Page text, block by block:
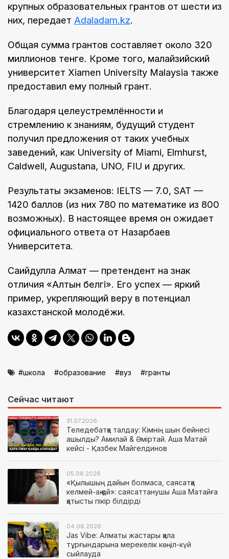
крупных образовательных грантов от шести из
них, передает Аdaladam.kz.
Общая сумма грантов составляет около 320
миллионов тенге. Кроме того, малайзийский
университет Xiamen University Malaysia также
предоставил ему полный грант.
Благодаря целеустремлённости и
стремлению к знаниям, будущий студент
получил предложения от таких учебных
заведений, как University of Miami, Elmhurst,
Caldwell, Augustana, UNO, FIU и других.
Результаты экзаменов: IELTS — 7.0, SAT —
1420 баллов (из них 780 по математике из 800
возможных). В настоящее время он ожидает
официального ответа от Назарбаев
Университета.
Сақийдулла Алмат — претендент на знак
отличия «Алтын белгі». Его успех — яркий
пример, укрепляющий веру в потенциал
казахстанской молодёжи.
школа образование вуз гранты
Сейчас читают
31.07.2026
Теледебатқа талдау: Кімнің шын бейнесі
ашылды? Амилай & Әміртай. Аша Матай
кейсі - Қазбек Майгелдинов
05.08.2026
«Қылышың дайын болмаса, саясатқа
келмей-ақ қой»: саясаттанушы Аша Матайға
қатысты пікір білдірді
04.08.2026
Jas Vibe: Алматы жастары қала
тұрғындарына мерекелік көңіл-күй
сыйлауда